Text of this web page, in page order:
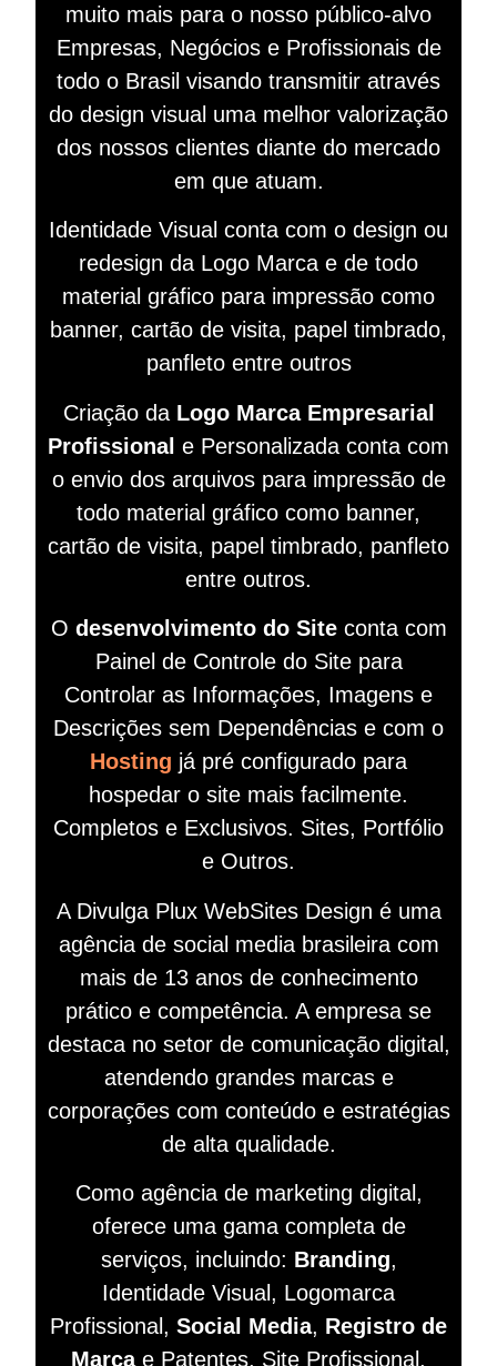
muito mais para o nosso público-alvo
Empresas, Negócios e Profissionais de
todo o Brasil visando transmitir através
do design visual uma melhor valorização
dos nossos clientes diante do mercado
em que atuam.
Identidade Visual conta com o design ou
redesign da Logo Marca e de todo
material gráfico para impressão como
banner, cartão de visita, papel timbrado,
panfleto entre outros
Criação da Logo Marca Empresarial
Profissional e Personalizada conta com
o envio dos arquivos para impressão de
todo material gráfico como banner,
cartão de visita, papel timbrado, panfleto
entre outros.
O desenvolvimento do Siteconta com
Painel de Controle do Site para
Controlar as Informações, Imagens e
Descrições sem Dependências e com o
Hosting já pré configurado para
hospedar o site mais facilmente.
Completos e Exclusivos. Sites, Portfólio
e Outros.
A Divulga Plux WebSites Design é uma
agência de social media brasileira com
mais de 13 anos de conhecimento
prático e competência. A empresa se
destaca no setor de comunicação digital,
atendendo grandes marcas e
corporações com conteúdo e estratégias
de alta qualidade.
Como agência de marketing digital,
oferece uma gama completa de
serviços, incluindo: Branding,
Identidade Visual, Logomarca
Profissional, Social Media, Registro de
Marca e Patentes, Site Profissional,